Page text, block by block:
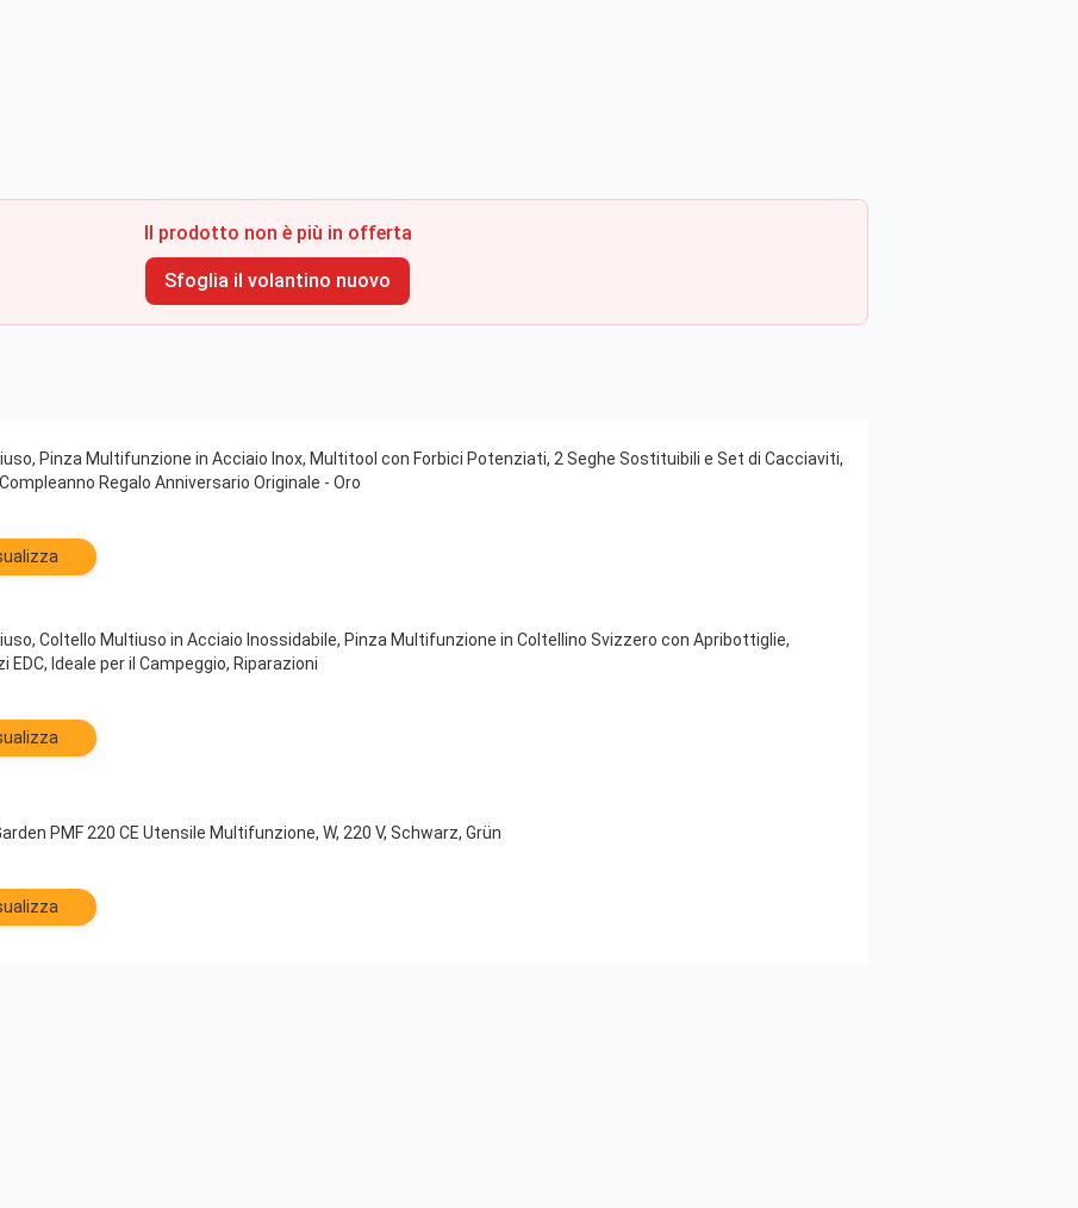
Il prodotto non è più in offerta
Sfoglia il volantino nuovo
Pinza Multifunzione in Acciaio Inox, Multitool con Forbici Potenziati, 2 Seghe Sostituibili e Set di Cacciaviti,
Regalo Anniversario Originale - Oro
Coltello Multiuso in Acciaio Inossidabile, Pinza Multifunzione in Coltellino Svizzero con Apribottiglie,
Ideale per il Campeggio, Riparazioni
PMF 220 CE Utensile Multifunzione, W, 220 V, Schwarz, Grün